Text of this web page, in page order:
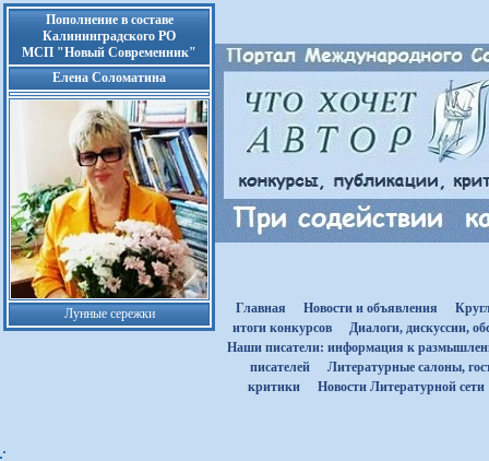
Пополнение в составе
Калининградского РО
МСП "Новый Современник"
Елена Соломатина
Лунные сережки Главная Новости и объявления
итоги конкурсов
Диалоги, дискуссии,
Наши писатели: информация к
писателей
Литературные салоны,
критики
Новости Литературной сети